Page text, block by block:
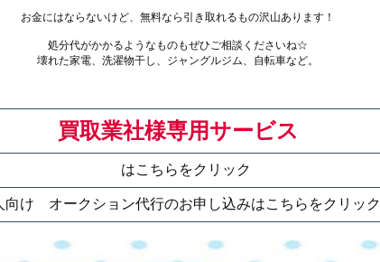
お金にはならないけど、無料なら引き取れるもの沢山あります！
処分代がかかるようなものもぜひご相談くださいね☆
壊れた家電、洗濯物干し、ジャングルジム、自転車など。
買取業社様専用サービス
はこちらをクリック
向け オークション代行のお申し込みはこちらをクリック